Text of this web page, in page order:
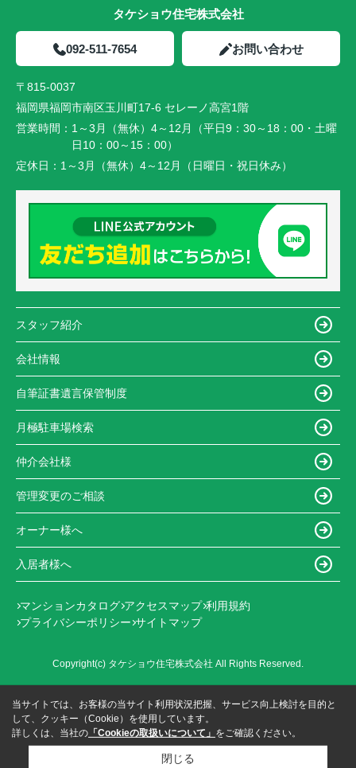
タケショウ住宅株式会社
092-511-7654 お問い合わせ
〒815-0037
福岡県福岡市南区玉川町17-6 セレーノ高宮1階
営業時間： 1～3月（無休）4～12月（平日9：30～18：00・土曜
日10：00～15：00）
定休日： 1～3月（無休）4～12月（日曜日・祝日休み）
スタッフ紹介
会社情報
自筆証書遺言保管制度
月極駐車場検索
仲介会社様
管理変更のご相談
オーナー様へ
入居者様へ
マンションカタログ アクセスマップ 利用規約
プライバシーポリシー サイトマップ
Copyright(c) タケショウ住宅株式会社 All Rights Reserved.
当サイトでは、お客様の当サイト利用状況把握、サービス向上検討を目的と
して、クッキー（Cookie）を使用しています。
詳しくは、当社の 「Cookieの取扱いについて」 をご確認ください。
閉じる